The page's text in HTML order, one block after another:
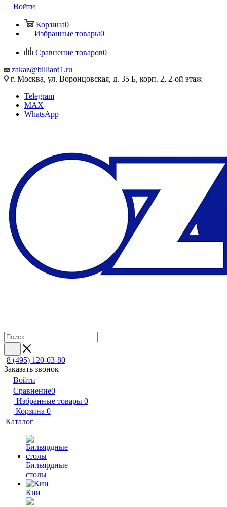
Войти
Корзина0
Избранные товары0
Сравнение товаров0
zakaz@billiard1.ru
г. Москва, ул. Воронцовская, д. 35 Б, корп. 2, 2-ой этаж
Telegram
MAX
WhatsApp
8 (495) 120-03-80
Заказать звонок
Войти
Сравнение0
Избранные товары 0
Корзина 0
Каталог
Бильярдные
столы
Кии